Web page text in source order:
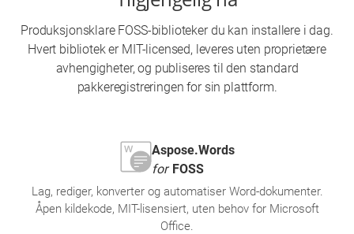
Produksjonsklare FOSS-biblioteker du kan installere i dag.
Hvert bibliotek er MIT-licensed, leveres uten proprietære
avhengigheter, og publiseres til den standard
pakkeregistreringen for sin plattform.
Aspose.Words
forFOSS
Lag, rediger, konverter og automatiser Word-dokumenter.
Åpen kildekode, MIT-lisensiert, uten behov for Microsoft
Office.